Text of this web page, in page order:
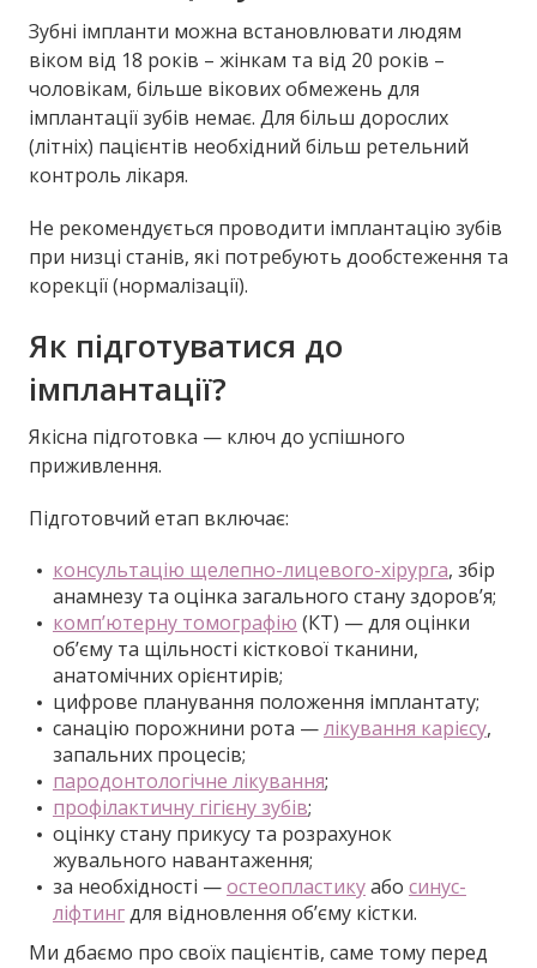
Зубні імпланти можна встановлювати людям
віком від 18 років – жінкам та від 20 років –
чоловікам, більше вікових обмежень для
імплантації зубів немає. Для більш дорослих
(літніх) пацієнтів необхідний більш ретельний
контроль лікаря.
Не рекомендується проводити імплантацію зубів
при низці станів, які потребують дообстеження та
корекції (нормалізації).
Як підготуватися до
імплантації?
Якісна підготовка — ключ до успішного
приживлення.
Підготовчий етап включає:
консультацію щелепно-лицевого-хірурга, збір
анамнезу та оцінка загального стану здоров’я;
комп’ютерну томографію (КТ) — для оцінки
об’єму та щільності кісткової тканини,
анатомічних орієнтирів;
цифрове планування положення імплантату;
санацію порожнини рота —лікування карієсу,
запальних процесів;
пародонтологічне лікування;
профілактичну гігієну зубів;
оцінку стану прикусу та розрахунок
жувального навантаження;
за необхідності —остеопластикуабо синус-
ліфтингдля відновлення об’єму кістки.
Ми дбаємо про своїх пацієнтів, саме тому перед